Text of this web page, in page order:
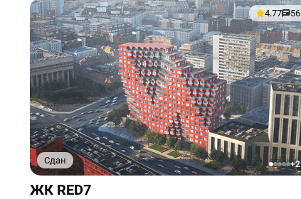
Сдан
4.77 56
12345+2
ЖК RED7